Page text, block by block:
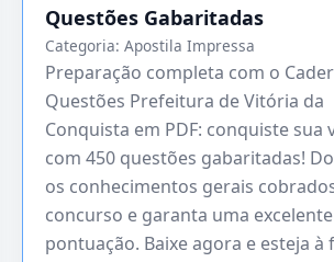
Questões Gabaritadas
Categoria: Apostila Impressa
Preparação completa com o
Questões Prefeitura de Vitória da
Conquista em PDF: conquiste sua
com 450 questões gabaritadas!
os conhecimentos gerais
concurso e garanta uma excelente
pontuação. Baixe agora e esteja à